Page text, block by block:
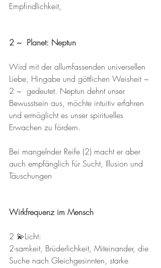
Empfindlichkeit,
2 ~  Planet: Neptun
Wird mit der allumfassenden universellen
Liebe, Hingabe und göttlichen Weisheit ~
2 ~  gedeutet. Neptun dehnt unser
Bewusstsein aus, möchte intuitiv erfahren
und ermöglicht es unser spirituelles
Erwachen zu fördern.
Bei mangelnder Reife (2) macht er aber
auch empfänglich für Sucht, Illusion und
Täuschungen
Wirkfrequenz im Mensch
2 💫Licht:
2-samkeit, Brüderlichkeit, Miteinander, die
Suche nach Gleichgesinnten, starke